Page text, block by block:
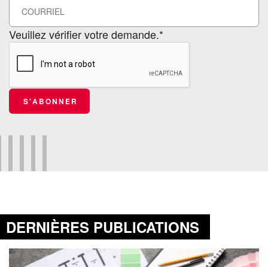
Veuillez vérifier votre demande.*
S'ABONNER
DERNIÈRES PUBLICATIONS